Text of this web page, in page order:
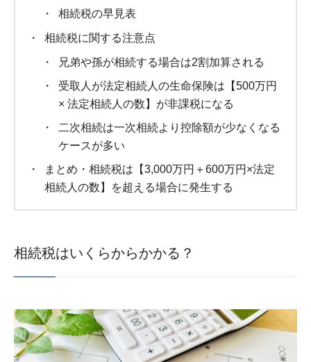
相続税の早見表
相続税に関する注意点
兄弟や孫が相続する場合は2割加算される
受取人が法定相続人の生命保険は【500万円
× 法定相続人の数】が非課税になる
二次相続は一次相続より控除額が少なくなる
ケースが多い
まとめ・相続税は【3,000万円＋600万円×法定
相続人の数】を超える場合に発生する
相続税はいくらからかかる？